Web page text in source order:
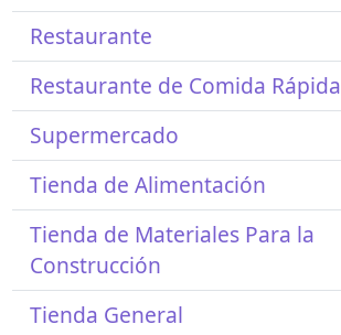
Restaurante
Restaurante de Comida Rápida
Supermercado
Tienda de Alimentación
Tienda de Materiales Para la
Construcción
Tienda General